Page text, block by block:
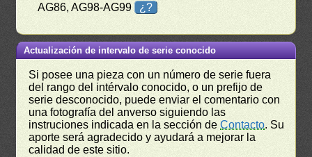
AG86, AG98-AG99
¿?
Actualización de intervalo de serie conocido
Si posee una pieza con un número de serie fuera
del rango del intérvalo conocido, o un prefijo de
serie desconocido, puede enviar el comentario con
una fotografía del anverso siguiendo las
instruciones indicada en la sección deContacto. Su
aporte será agradecido y ayudará a mejorar la
calidad de este sitio.